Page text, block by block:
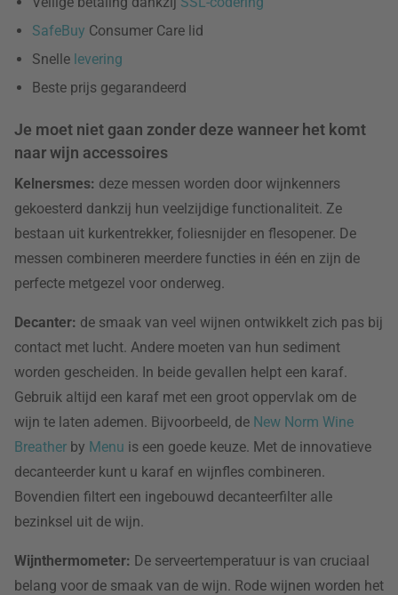
SafeBuy Consumer Care lid
Snelle levering
Beste prijs gegarandeerd
Je moet niet gaan zonder deze wanneer het komt
naar wijn accessoires
Kelnersmes: deze messen worden door wijnkenners
gekoesterd dankzij hun veelzijdige functionaliteit. Ze
bestaan uit kurkentrekker, foliesnijder en flesopener. De
messen combineren meerdere functies in één en zijn de
perfecte metgezel voor onderweg.
Decanter: de smaak van veel wijnen ontwikkelt zich pas bij
contact met lucht. Andere moeten van hun sediment
worden gescheiden. In beide gevallen helpt een karaf.
Gebruik altijd een karaf met een groot oppervlak om de
wijn te laten ademen. Bijvoorbeeld, de New Norm Wine
Breather by Menu is een goede keuze. Met de innovatieve
decanteerder kunt u karaf en wijnfles combineren.
Bovendien filtert een ingebouwd decanteerfilter alle
bezinksel uit de wijn.
Wijnthermometer: De serveertemperatuur is van cruciaal
belang voor de smaak van de wijn. Rode wijnen worden het